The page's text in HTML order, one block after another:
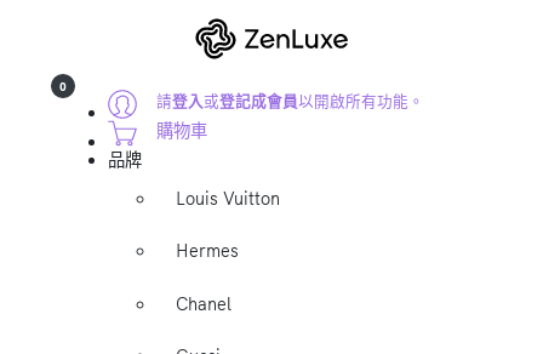
請登入或登記成會員以開啟所有功能。
0
購物車
品牌
Louis Vuitton
Hermes
Chanel